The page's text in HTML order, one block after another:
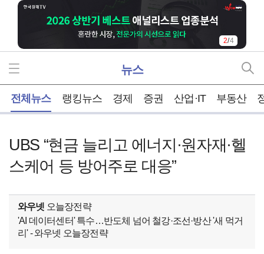
2/4
뉴스
전체뉴스 랭킹뉴스 경제 증권 산업·IT 부동산
UBS “현금 늘리고 에너지·원자재·헬
스케어 등 방어주로 대응”
와우넷 오늘장전략
'AI 데이터센터' 특수…반도체 넘어 철강·조선·방산 '새 먹거
리' - 와우넷 오늘장전략